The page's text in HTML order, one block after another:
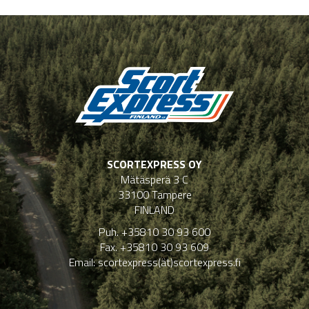
SCORTEXPRESS OY
Mätäsperä 3 C
33100 Tampere
FINLAND
Puh. +35810 30 93 600
Fax. +35810 30 93 609
Email: scortexpress(ät)scortexpress.fi